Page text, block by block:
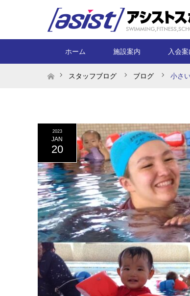
ホーム 施設案内 入会
ホームスタッフブログ ブログ 小さ
2023
JAN
20